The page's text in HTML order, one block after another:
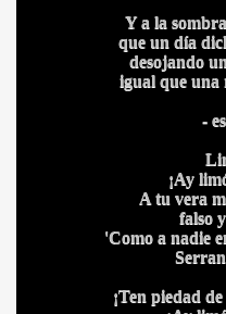
Y a la
que un día
desojando
igual que una
-
¡Ay
A tu vera
falso
'Como a nadie
¡Ten piedad